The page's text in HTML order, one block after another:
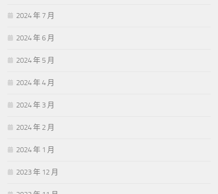
2024 年 7 月
2024 年 6 月
2024 年 5 月
2024 年 4 月
2024 年 3 月
2024 年 2 月
2024 年 1 月
2023 年 12 月